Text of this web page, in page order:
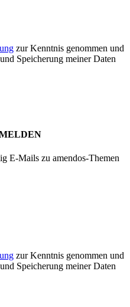
zur Kenntnis genommen und
Speicherung meiner Daten
E-Mails zu amendos-Themen
zur Kenntnis genommen und
Speicherung meiner Daten